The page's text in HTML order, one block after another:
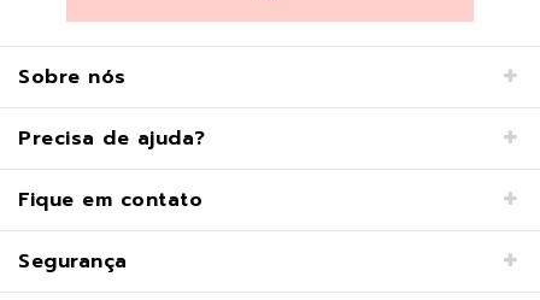
Sobre nós
Precisa de ajuda?
Fique em contato
Segurança